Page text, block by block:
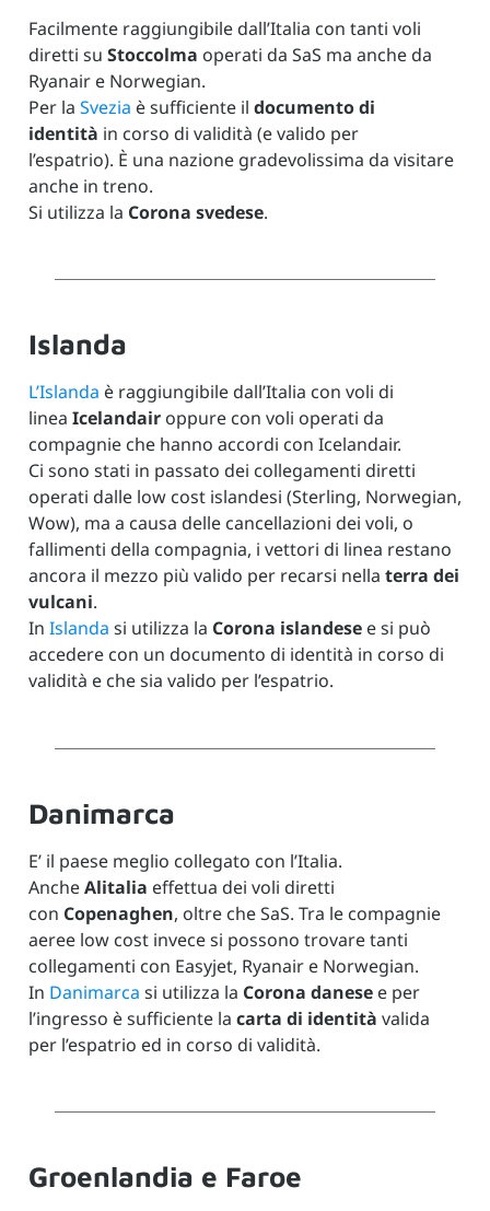
Facilmente raggiungibile dall’Italia con tanti voli
diretti su Stoccolma operati da SaS ma anche da
Ryanair e Norwegian.
Per la Svezia è sufficiente il documento di
identità in corso di validità (e valido per
l’espatrio). È una nazione gradevolissima da visitare
anche in treno.
Si utilizza la Corona svedese.
Islanda
L’Islanda è raggiungibile dall’Italia con voli di
linea Icelandair oppure con voli operati da
compagnie che hanno accordi con Icelandair.
Ci sono stati in passato dei collegamenti diretti
operati dalle low cost islandesi (Sterling, Norwegian,
Wow), ma a causa delle cancellazioni dei voli, o
fallimenti della compagnia, i vettori di linea restano
ancora il mezzo più valido per recarsi nella terra dei
vulcani.
In Islanda si utilizza la Corona islandese e si può
accedere con un documento di identità in corso di
validità e che sia valido per l’espatrio.
Danimarca
E’ il paese meglio collegato con l’Italia.
AncheAlitalia effettua dei voli diretti
con Copenaghen, oltre che SaS. Tra le compagnie
aeree low cost invece si possono trovare tanti
collegamenti con Easyjet, Ryanair e Norwegian.
In Danimarca si utilizza la Corona danese e per
l’ingresso è sufficiente la carta di identità valida
per l’espatrio ed in corso di validità.
Groenlandia e Faroe